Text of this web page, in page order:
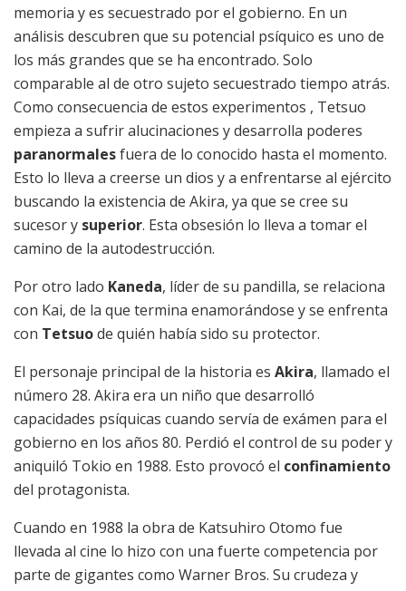
memoria y es secuestrado por el gobierno. En un
análisis descubren que su potencial psíquico es uno de
los más grandes que se ha encontrado. Solo
comparable al de otro sujeto secuestrado tiempo atrás.
Como consecuencia de estos experimentos , Tetsuo
empieza a sufrir alucinaciones y desarrolla poderes
paranormalesfuera de lo conocido hasta el momento.
Esto lo lleva a creerse un dios y a enfrentarse al ejército
buscando la existencia de Akira, ya que se cree su
sucesor y superior. Esta obsesión lo lleva a tomar el
camino de la autodestrucción.
Por otro lado Kaneda, líder de su pandilla, se relaciona
con Kai, de la que termina enamorándose y se enfrenta
con Tetsuode quién había sido su protector.
El personaje principal de la historia es Akira, llamado el
número 28. Akira era un niño que desarrolló
capacidades psíquicas cuando servía de exámen para el
gobierno en los años 80. Perdió el control de su poder y
aniquiló Tokio en 1988. Esto provocó el confinamiento
del protagonista.
Cuando en 1988 la obra de Katsuhiro Otomo fue
llevada al cine lo hizo con una fuerte competencia por
parte de gigantes como Warner Bros. Su crudeza y